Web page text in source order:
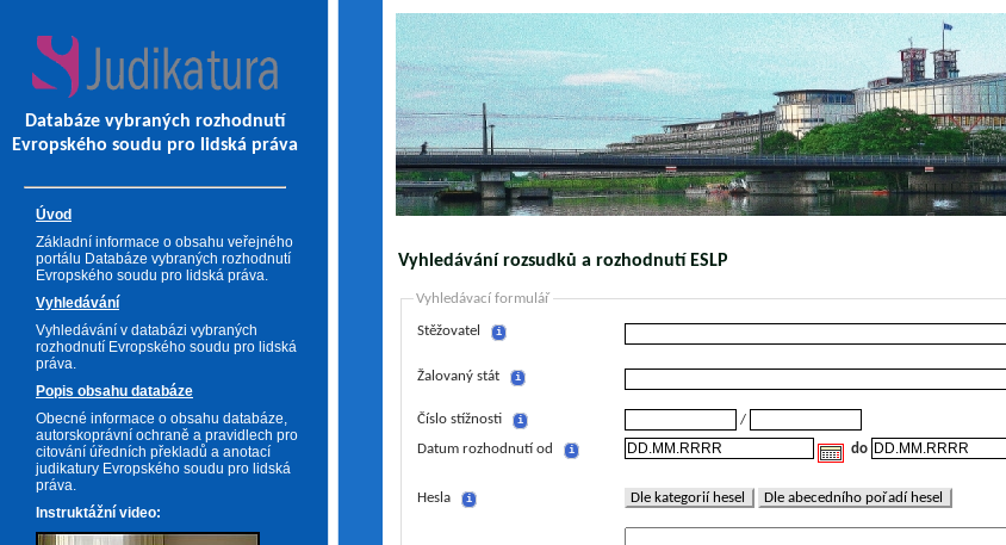
Databáze vybraných rozhodnutí
Evropského soudu pro lidská práva
Úvod
Základní informace o obsahu veřejného
portálu Databáze vybraných rozhodnutí
Evropského soudu pro lidská práva.
Vyhledávání
Vyhledávání v databázi vybraných
rozhodnutí Evropského soudu pro lidská
práva.
Popis obsahu databáze
Obecné informace o obsahu databáze,
autorskoprávní ochraně a pravidlech pro
citování úředních překladů a anotací
judikatury Evropského soudu pro lidská
práva.
Instruktážní video:
Vyhledávání rozsudků a rozhodnutí ESLP
Vyhledávací formulář
Stěžovatel i
Žalovaný stát i
Číslo stížnosti
i
/
Datum rozhodnutí od
i do
Hesla i Dle kategorií hesel
Dle abecedního pořadí hesel